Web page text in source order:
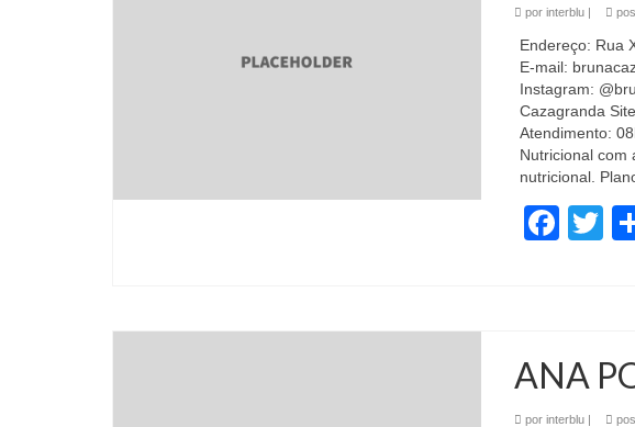
por interblu|
Endereço: Rua
E-mail:
Instagram:
Cazagranda
Atendimento:
Nutricional com
nutricional.
ANA
por interblu|